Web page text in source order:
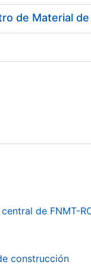
de FNMT-
construcción